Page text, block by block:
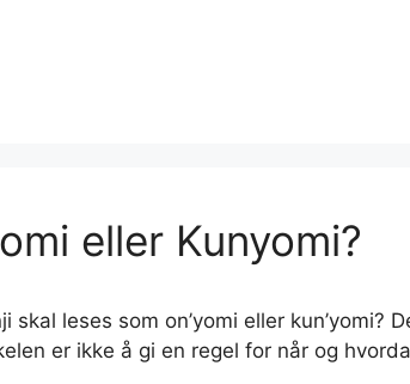
eller Kunyomi?
skal leses som on’yomi eller kun’yomi?
er ikke å gi en regel for når og